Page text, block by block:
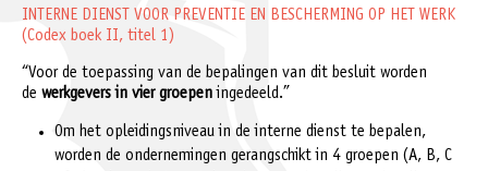
INTERNE DIENST VOOR PREVENTIE EN BESCHERMING OP HET WERK
(Codex boek II, titel 1)
“Voor de toepassing van de bepalingen van dit besluit worden
de werkgevers in vier groepen ingedeeld.”
Om het opleidingsniveau in de interne dienst te bepalen,
worden de ondernemingen gerangschikt in 4 groepen (A, B, C